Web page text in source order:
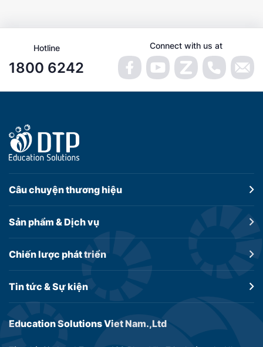
Hotline
1800 6242
Connect with us at
Education Solutions Viet Nam.,Ltd
Câu chuyệnthương hiệu
Sản phẩm &Dịch vụ
Chiến lược phát triển
Tin tức &Sự kiện